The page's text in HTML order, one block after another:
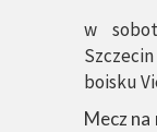
w
boisku
Mecz